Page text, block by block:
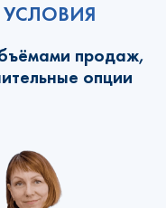
продаж,
опции